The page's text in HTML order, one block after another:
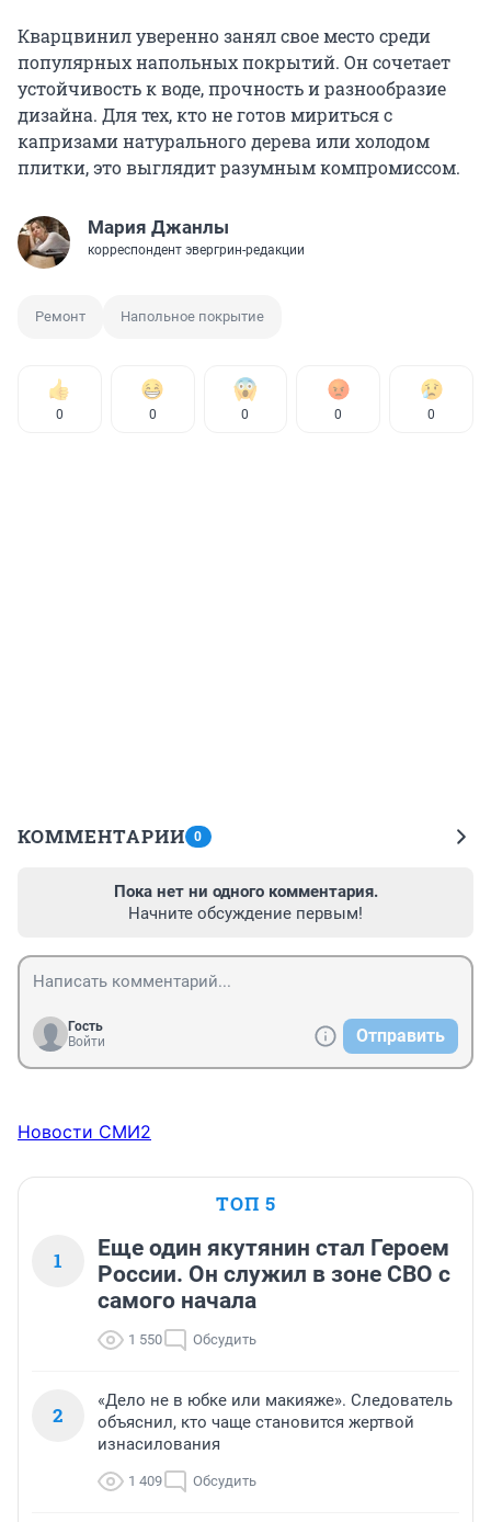
Кварцвинил уверенно занял свое место среди
популярных напольных покрытий. Он сочетает
устойчивость к воде, прочность и разнообразие
дизайна. Для тех, кто не готов мириться с
капризами натурального дерева или холодом
плитки, это выглядит разумным компромиссом.
Мария Джанлы
корреспондент эвергрин-редакции
Ремонт Напольное покрытие
0 0 0 0 0
КОММЕНТАРИИ 0
Пока нет ни одного комментария.
Начните обсуждение первым!
Гость
Войти
Отправить
Новости СМИ2
ТОП 5
1
Еще один якутянин стал Героем
России. Он служил в зоне СВО с
самого начала
1 550 Обсудить
2
«Дело не в юбке или макияже». Следователь
объяснил, кто чаще становится жертвой
изнасилования
1 409 Обсудить